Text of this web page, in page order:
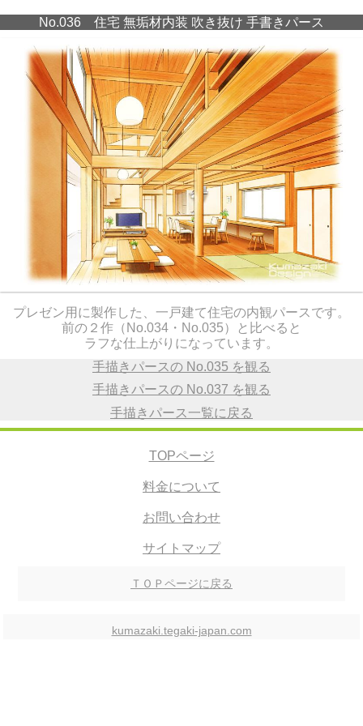
No.036 住宅 無垢材内装 吹き抜け 手書きパース
プレゼン用に製作した、一戸建て住宅の内観パースです。
前の２作（No.034・No.035）と比べると
ラフな仕上がりになっています。
手描きパースの No.035 を観る
手描きパースの No.037 を観る
手描きパース一覧に戻る
TOPページ
料金について
お問い合わせ
サイトマップ
ＴＯＰページに戻る
kumazaki.tegaki-japan.com